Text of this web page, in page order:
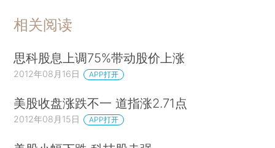
相关阅读
思科股息上调75%带动股价上涨
2012年08月16日 APP打开
美股收盘涨跌不一 道指涨2.71点
2012年08月15日 APP打开